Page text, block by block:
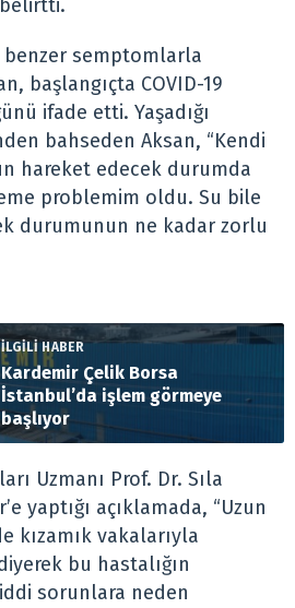
belirtti.
benzer semptomlarla
başlangıçta COVID-19
ifade etti. Yaşadığı
bahseden Aksan, “Kendi
hareket edecek durumda
problemim oldu. Su bile
durumunun ne kadar zorlu
İLGİLİ HABER
Kardemir Çelik Borsa
İstanbul’da işlem görmeye
başlıyor
Uzmanı Prof. Dr. Sıla
yaptığı açıklamada, “Uzun
kızamık vakalarıyla
bu hastalığın
sorunlara neden